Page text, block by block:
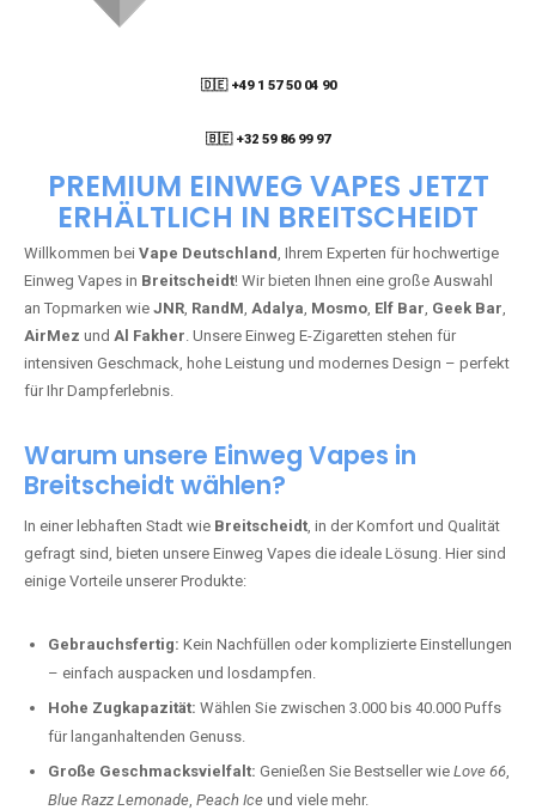
🇩🇪 +49 1 57 50 04 90
🇧🇪 +32 59 86 99 97
PREMIUM EINWEG VAPES JETZT
ERHÄLTLICH IN BREITSCHEIDT
Willkommen bei Vape Deutschland, Ihrem Experten für hochwertige
Einweg Vapes in Breitscheidt! Wir bieten Ihnen eine große Auswahl
an Topmarken wie JNR, RandM, Adalya, Mosmo, Elf Bar, Geek Bar,
AirMez und Al Fakher. Unsere Einweg E-Zigaretten stehen für
intensiven Geschmack, hohe Leistung und modernes Design – perfekt
für Ihr Dampferlebnis.
Warum unsere Einweg Vapes in
Breitscheidt wählen?
In einer lebhaften Stadt wie Breitscheidt, in der Komfort und Qualität
gefragt sind, bieten unsere Einweg Vapes die ideale Lösung. Hier sind
einige Vorteile unserer Produkte:
Gebrauchsfertig: Kein Nachfüllen oder komplizierte Einstellungen
– einfach auspacken und losdampfen.
Hohe Zugkapazität: Wählen Sie zwischen 3.000 bis 40.000 Puffs
für langanhaltenden Genuss.
Große Geschmacksvielfalt: Genießen Sie Bestseller wie Love 66,
Blue Razz Lemonade, Peach Ice und viele mehr.